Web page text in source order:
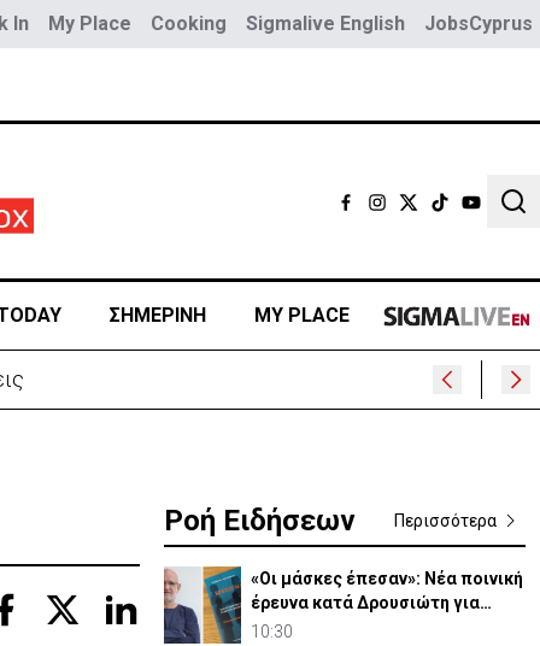
In My Place Cooking Sigmalive English JobsCyprus
ΣΗΜΕΡΙΝΗ MY PLACE
Ροή Ειδήσεων Περισσότερα
«Οι μάσκες έπεσαν»: Νέα ποινική
έρευνα κατά Δρουσιώτη για
«Κράτος Μαφία»
10:30